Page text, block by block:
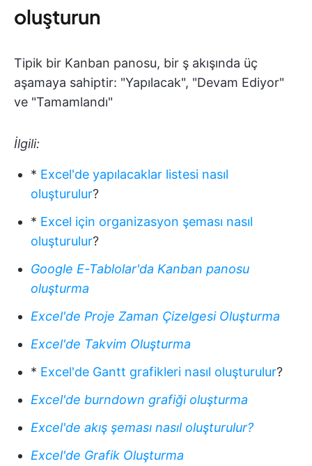
oluşturun
Tipik bir Kanban panosu, bir ş akışında üç
aşamaya sahiptir: "Yapılacak", "Devam Ediyor"
ve "Tamamlandı"
İlgili:
* Excel'de yapılacaklar listesi nasıl
oluşturulur?
* Excel için organizasyon şeması nasıl
oluşturulur?
Google E-Tablolar'da Kanban panosu
oluşturma
Excel'de Proje Zaman Çizelgesi Oluşturma
Excel'de Takvim Oluşturma
* Excel'de Gantt grafikleri nasıl oluşturulur?
Excel'de burndown grafiği oluşturma
Excel'de akış şeması nasıl oluşturulur?
Excel'de Grafik Oluşturma